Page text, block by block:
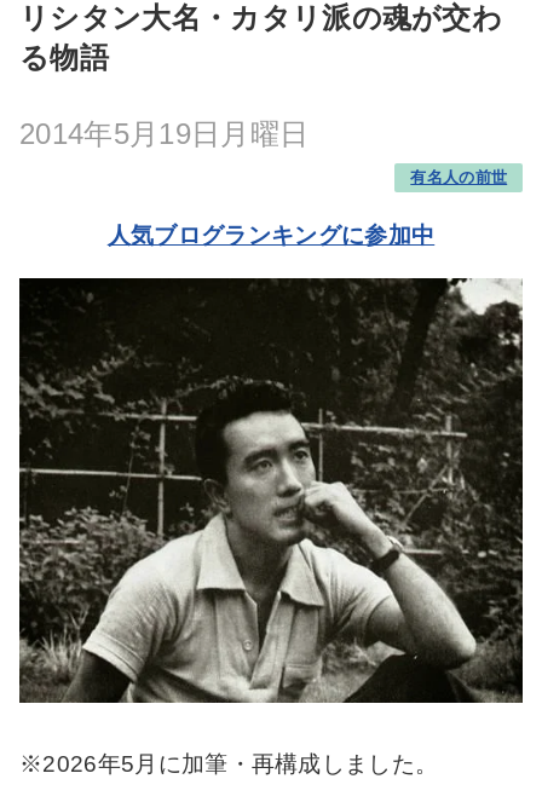
リシタン大名・カタリ派の魂が交わ
る物語
2014年5月19日月曜日
有名人の前世
人気ブログランキングに参加中
※2026年5月に加筆・再構成しました。